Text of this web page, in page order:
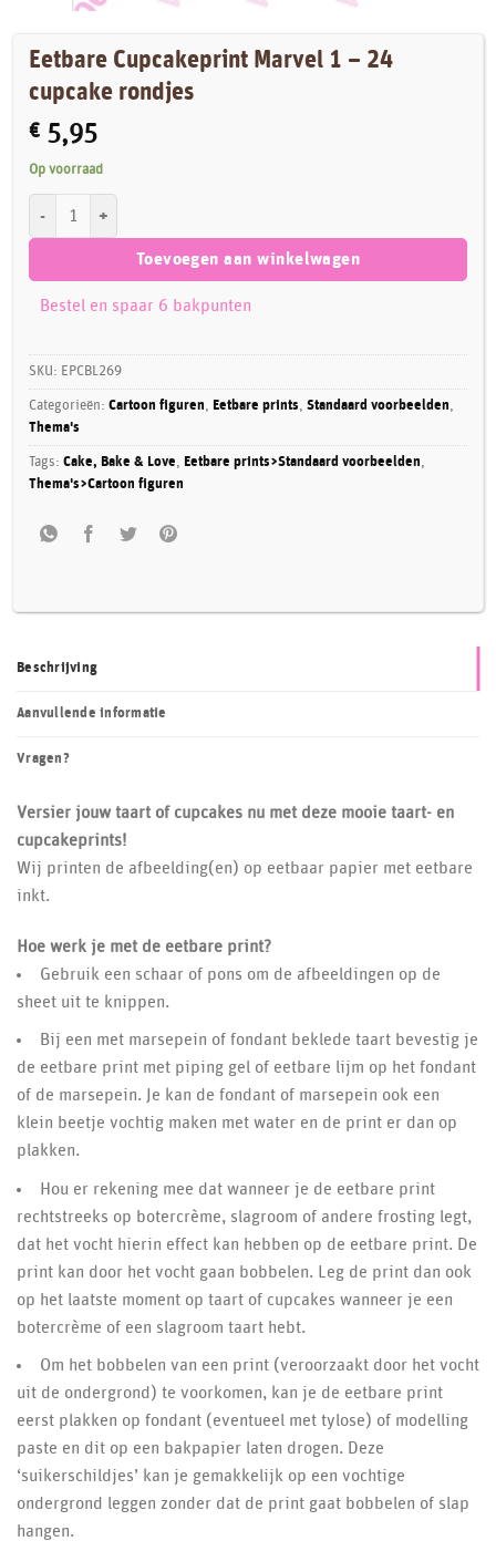
Eetbare Cupcakeprint Marvel 1 – 24
cupcake rondjes
€ 5,95
Op voorraad
Toevoegen aan winkelwagen
Bestel en spaar 6 bakpunten
SKU: EPCBL269
Categorieën:Cartoon figuren, Eetbare prints,Standaard voorbeelden,
Thema's
Tags:Cake, Bake & Love, Eetbare prints>Standaard voorbeelden,
Thema's>Cartoon figuren
Beschrijving
Aanvullende informatie
Vragen?
Versier jouw taart of cupcakes nu met deze mooie taart- en
cupcakeprints!
Wij printen de afbeelding(en) op eetbaar papier met eetbare
inkt.
Hoe werk je met de eetbare print?
Gebruik een schaar of pons om de afbeeldingen op de
sheet uit te knippen.
Bij een met marsepein of fondant beklede taart bevestig je
de eetbare print met piping gel of eetbare lijm op het fondant
of de marsepein. Je kan de fondant of marsepein ook een
klein beetje vochtig maken met water en de print er dan op
plakken.
Hou er rekening mee dat wanneer je de eetbare print
rechtstreeks op botercrème, slagroom of andere frosting legt,
dat het vocht hierin effect kan hebben op de eetbare print. De
print kan door het vocht gaan bobbelen. Leg de print dan ook
op het laatste moment op taart of cupcakes wanneer je een
botercrème of een slagroom taart hebt.
Om het bobbelen van een print (veroorzaakt door het vocht
uit de ondergrond) te voorkomen, kan je de eetbare print
eerst plakken op fondant (eventueel met tylose) of modelling
paste en dit op een bakpapier laten drogen. Deze
‘suikerschildjes’ kan je gemakkelijk op een vochtige
ondergrond leggen zonder dat de print gaat bobbelen of slap
hangen.